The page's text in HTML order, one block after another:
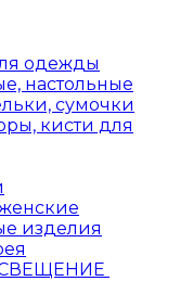
одежды
настольные
сумочки
кисти для
изделия